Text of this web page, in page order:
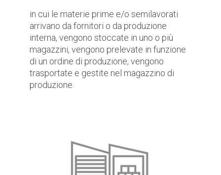
in cui le materie prime e/o semilavorati
arrivano da fornitori o da produzione
interna, vengono stoccate in uno o più
magazzini, vengono prelevate in funzione
di un ordine di produzione, vengono
trasportate e gestite nel magazzino di
produzione.